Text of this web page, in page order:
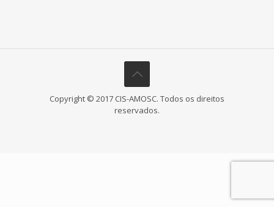
Copyright © 2017 CIS-AMOSC. Todos os direitos
reservados.